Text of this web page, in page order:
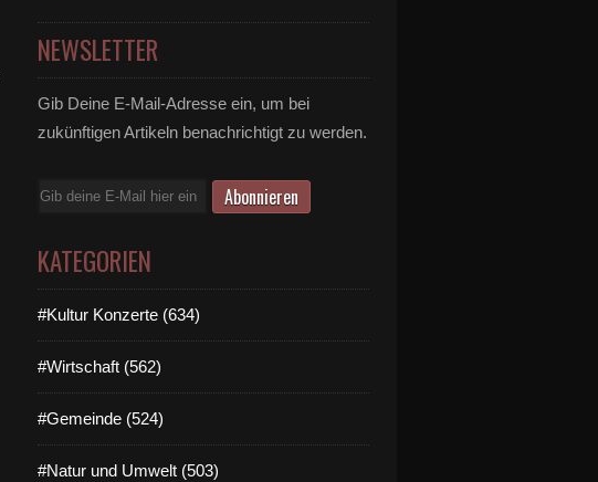
NEWSLETTER
Gib Deine E-Mail-Adresse ein, um bei
zukünftigen Artikeln benachrichtigt zu werden.
E-
KATEGORIEN
#Kultur Konzerte (634)
#Wirtschaft (562)
#Gemeinde (524)
#Natur und Umwelt (503)